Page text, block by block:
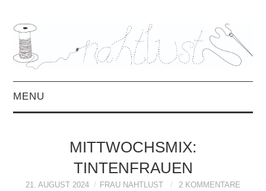
MENU
MITTWOCHSMIX &
MITTWOCHSMIX:
TINTENFRAUEN
21. AUGUST 2024 FRAU NAHTLUST 2 KOMMENTARE